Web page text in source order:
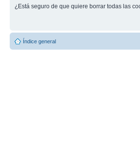
¿Está seguro de que quiere borrar todas las
Índice general